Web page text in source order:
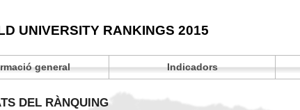
UNIVERSITY RANKINGS 2015
general Indicadors
DEL RÀNQUING